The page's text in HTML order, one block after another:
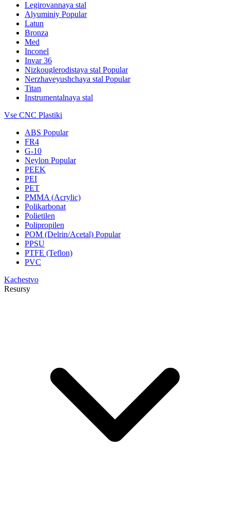
Legirovannaya stal
Alyuminiy Popular
Latun
Bronza
Med
Inconel
Invar 36
Nizkouglerodistaya stal Popular
Nerzhaveyushchaya stal Popular
Titan
Instrumentalnaya stal
Vse CNC Plastiki
ABS Popular
FR4
G-10
Neylon Popular
PEEK
PEI
PET
PMMA (Acrylic)
Polikarbonat
Polietilen
Polipropilen
POM (Delrin/Acetal) Popular
PPSU
PTFE (Teflon)
PVC
Kachestvo
Resursy